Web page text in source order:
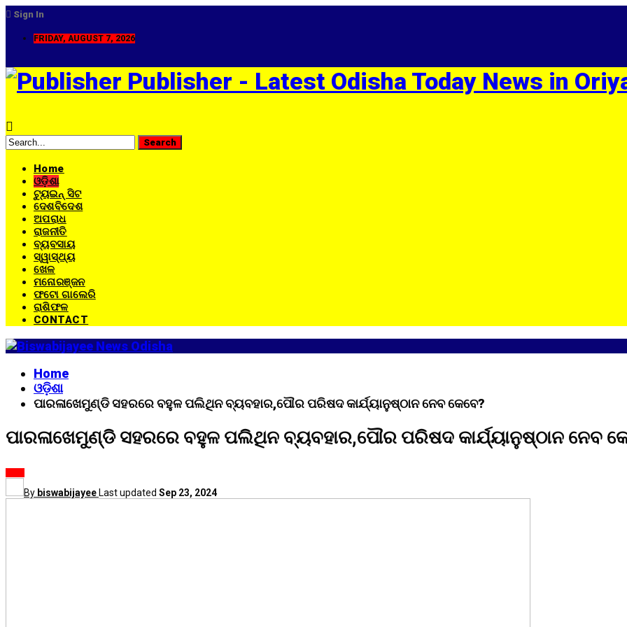
Sign In
FRIDAY, AUGUST 7, 2026
Publisher - Latest Odisha Today News in
Home
ଓଡ଼ିଶା
ଟ୍ୟୁଇନ୍ ସିଟ
ଦେଶବିଦେଶ
ଅପରାଧ
ରାଜନୀତି
ବ୍ୟବସାୟ
ସ୍ୱାସ୍ଥ୍ୟ
ଖେଳ
ମନୋରଞ୍ଜନ
ଫଟୋ ଗାଲେରି
ରାଶିଫଳ
CONTACT
Home
ଓଡ଼ିଶା
ପାରଳାଖେମୁଣ୍ଡି ସହରରେ ବହୁଳ ପଲିଥିନ ବ୍ୟବହାର,ପୌର ପରିଷଦ କାର୍ଯ୍ୟାନୁଷ୍ଠାନ ନେବ କେବେ?
ପାରଳାଖେମୁଣ୍ଡି ସହରରେ ବହୁଳ ପଲିଥିନ ବ୍ୟବହାର,ପୌର ପରିଷଦ କାର୍ଯ୍ୟାନୁଷ୍ଠାନ ନେବ
By biswabijayee Last updated Sep 23, 2024